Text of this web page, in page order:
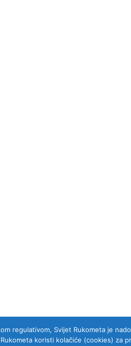
regulativom, Svijet Rukometa je
koristi kolačiće (cookies) za